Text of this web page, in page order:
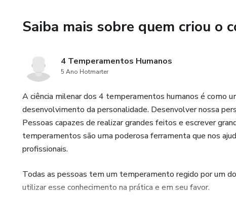
melhor a si mesmos, compreendendo suas características
exercícios e estudos de caso que permitem aos
garante que os terapeutas formados no curso estejam
profissional, oferecendo um tratamento eficaz e
Saiba mais sobre quem criou o
4 Temperamentos Humanos
5 Ano Hotmarter
A ciência milenar dos 4 temperamentos humanos é como
desenvolvimento da personalidade. Desenvolver nossa
Pessoas capazes de realizar grandes feitos e escrever
temperamentos são uma poderosa ferramenta que nos
profissionais.
Todas as pessoas tem um temperamento regido por um
utilizar esse conhecimento na prática e em seu favor.